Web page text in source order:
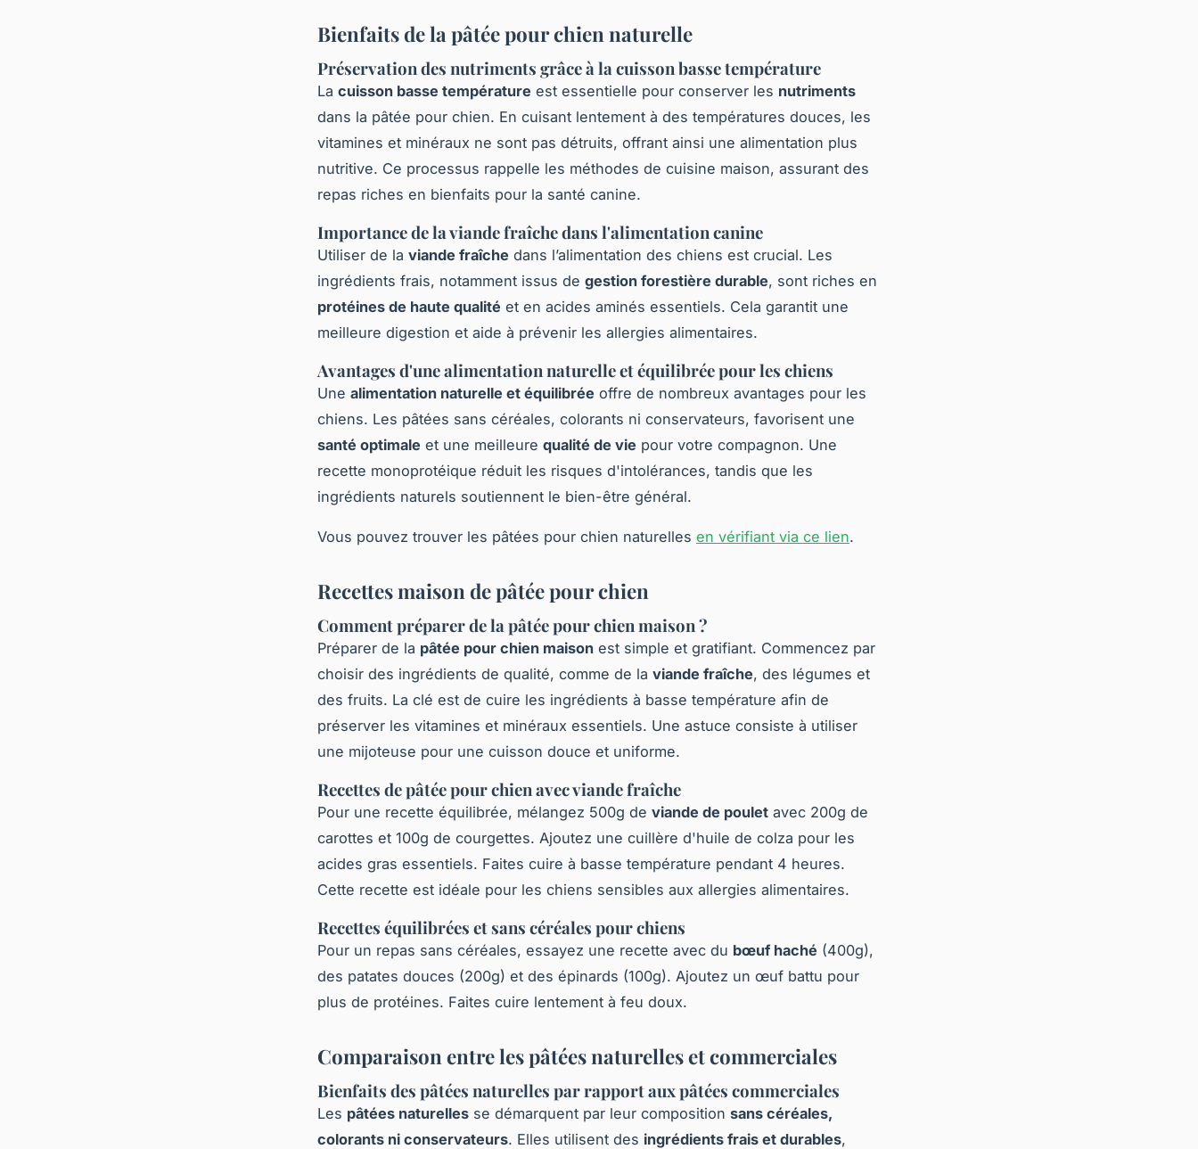
Bienfaits de la pâtée pour chien naturelle
Préservation des nutriments grâce à la cuisson basse température
La cuisson basse température est essentielle pour conserver les nutriments
dans la pâtée pour chien. En cuisant lentement à des températures douces, les
vitamines et minéraux ne sont pas détruits, offrant ainsi une alimentation plus
nutritive. Ce processus rappelle les méthodes de cuisine maison, assurant des
repas riches en bienfaits pour la santé canine.
Importance de la viande fraîche dans l'alimentation canine
Utiliser de la viande fraîche dans l’alimentation des chiens est crucial. Les
ingrédients frais, notamment issus de gestion forestière durable, sont riches en
protéines de haute qualité et en acides aminés essentiels. Cela garantit une
meilleure digestion et aide à prévenir les allergies alimentaires.
Avantages d'une alimentation naturelle et équilibrée pour les chiens
Une alimentation naturelle et équilibrée offre de nombreux avantages pour les
chiens. Les pâtées sans céréales, colorants ni conservateurs, favorisent une
santé optimale et une meilleure qualité de vie pour votre compagnon. Une
recette monoprotéique réduit les risques d'intolérances, tandis que les
ingrédients naturels soutiennent le bien-être général.
Vous pouvez trouver les pâtées pour chien naturelles en vérifiant via ce lien.
Recettes maison de pâtée pour chien
Comment préparer de la pâtée pour chien maison ?
Préparer de la pâtée pour chien maison est simple et gratifiant. Commencez par
choisir des ingrédients de qualité, comme de la viande fraîche, des légumes et
des fruits. La clé est de cuire les ingrédients à basse température afin de
préserver les vitamines et minéraux essentiels. Une astuce consiste à utiliser
une mijoteuse pour une cuisson douce et uniforme.
Recettes de pâtée pour chien avec viande fraîche
Pour une recette équilibrée, mélangez 500g de viande de poulet avec 200g de
carottes et 100g de courgettes. Ajoutez une cuillère d'huile de colza pour les
acides gras essentiels. Faites cuire à basse température pendant 4 heures.
Cette recette est idéale pour les chiens sensibles aux allergies alimentaires.
Recettes équilibrées et sans céréales pour chiens
Pour un repas sans céréales, essayez une recette avec du bœuf haché (400g),
des patates douces (200g) et des épinards (100g). Ajoutez un œuf battu pour
plus de protéines. Faites cuire lentement à feu doux.
Comparaison entre les pâtées naturelles et commerciales
Bienfaits des pâtées naturelles par rapport aux pâtées commerciales
Les pâtées naturelles se démarquent par leur composition sans céréales,
colorants ni conservateurs. Elles utilisent des ingrédients frais et durables,